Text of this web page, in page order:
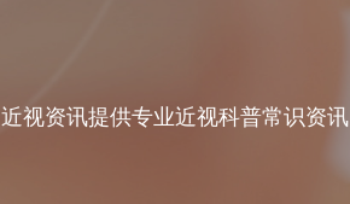
近视资讯提供专业近视科普常识资